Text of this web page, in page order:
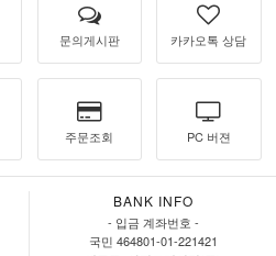
문의게시판 카카오톡 상담
주문조회 PC 버젼
BANK INFO
- 입금 계좌번호 -
국민 464801-01-221421